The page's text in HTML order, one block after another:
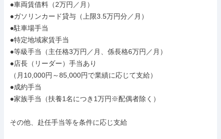
●車両賃借料（2万円／月）
●ガソリンカード貸与（上限3.5万円分／月）
●駐車場手当
●特定地域家賃手当
●等級手当（主任格3万円／月、係長格6万円／月）
●店長（リーダー）手当あり
（月10,000円～85,000円で業績に応じて支給）
●成約手当
●家族手当（扶養1名につき1万円※配偶者除く）
その他、赴任手当等を条件に応じ支給